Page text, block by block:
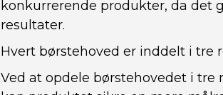
konkurrerende produkter, da det
resultater.
Hvert børstehoved er inddelt i tre
Ved at opdele børstehovedet i